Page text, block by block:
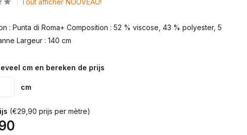
Tout afficher NOUVEAU!
: Punta di Roma+ Composition : 52 % viscose, 43 % polyester, 5
Largeur : 140 cm
cm en bereken de prijs
cm
(€29,90 prijs per mètre)